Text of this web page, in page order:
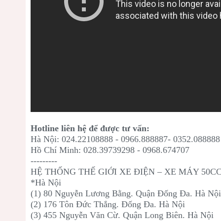
Hotline liên hệ để được tư vấn:
Hà Nội: 024.22108888 - 0966.888887- 0352.088888
Hồ Chí Minh: 028.39739298 - 0968.674707
---------
HỆ THỐNG THẾ GIỚI XE ĐIỆN – XE MÁY
*Hà Nội
(1) 80 Nguyễn Lương Bằng. Quận Đống Đa. Hà
(2) 176 Tôn Đức Thắng. Đống Đa. Hà Nội
(3) 455 Nguyễn Văn Cừ. Quận Long Biên. Hà Nội